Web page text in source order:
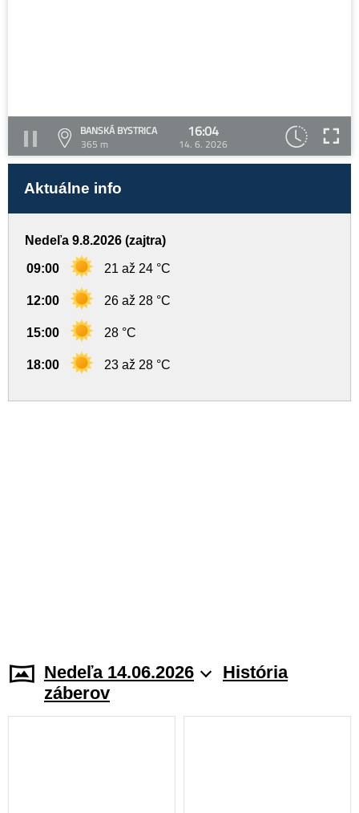
BANSKÁ BYSTRICA
365 m
16:04
14. 6. 2026
Aktuálne info
Nedeľa 9.8.2026 (zajtra)
09:00 21 až 24 °C
12:00 26 až 28 °C
15:00 28 °C
18:00 23 až 28 °C
Nedeľa 14.06.2026
História
záberov